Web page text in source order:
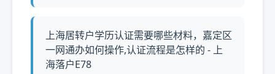
上海居转户学历认证需要哪些材料，嘉定区
一网通办如何操作,认证流程是怎样的 - 上
海落户E78